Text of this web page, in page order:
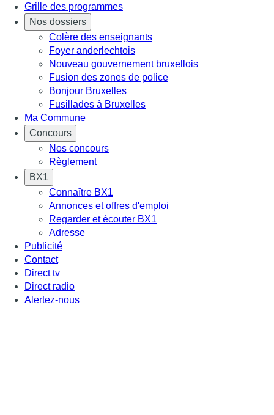
Grille des programmes
Nos dossiers
Colère des enseignants
Foyer anderlechtois
Nouveau gouvernement bruxellois
Fusion des zones de police
Bonjour Bruxelles
Fusillades à Bruxelles
Ma Commune
Concours
Nos concours
Règlement
BX1
Connaître BX1
Annonces et offres d'emploi
Regarder et écouter BX1
Adresse
Publicité
Contact
Direct tv
Direct radio
Alertez-nous